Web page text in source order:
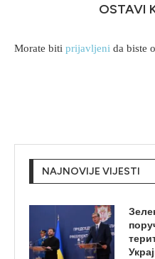
OSTAVI
Morate biti prijavljeni da biste
NAJNOVIJE VIJESTI